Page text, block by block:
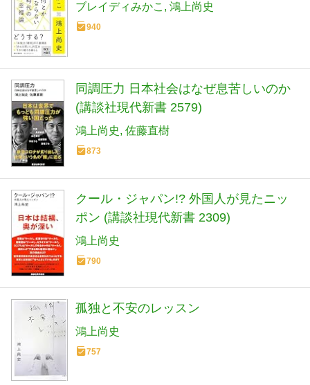
ブレイディみかこ 鴻上尚史
940
同調圧力 日本社会はなぜ息苦しいのか
(講談社現代新書 2579)
鴻上尚史 佐藤直樹
873
クール・ジャパン!? 外国人が見たニッ
ポン (講談社現代新書 2309)
鴻上尚史
790
孤独と不安のレッスン
鴻上尚史
757